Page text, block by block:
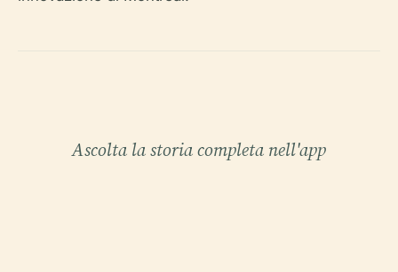
Ascolta la storia completa nell'app